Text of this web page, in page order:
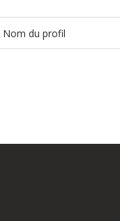
Nom du profil